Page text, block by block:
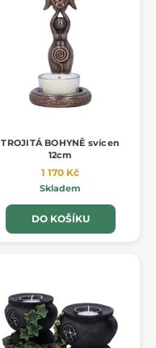
TROJITÁ BOHYNĚ svícen
12cm
1 170 Kč
Skladem
DO KOŠÍKU